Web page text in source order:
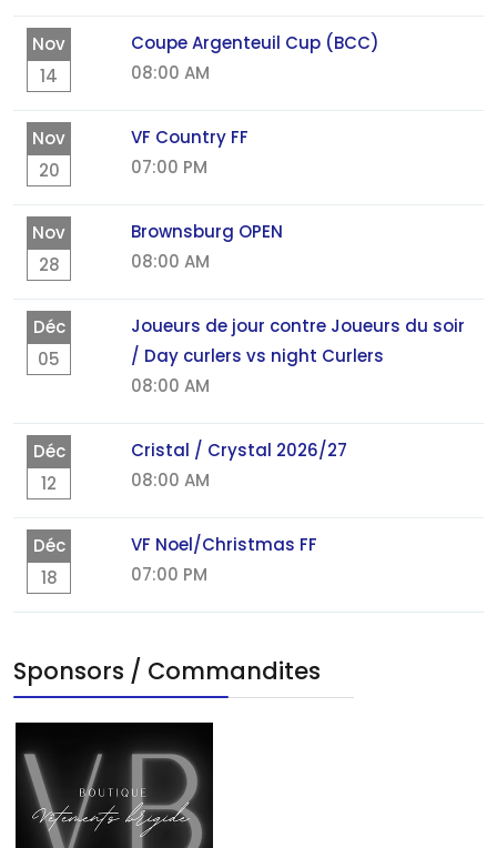
Nov
14
Coupe Argenteuil Cup (BCC)
08:00 AM
Nov
20
VF Country FF
07:00 PM
Nov
28
Brownsburg OPEN
08:00 AM
Déc
05
Joueurs de jour contre Joueurs du soir
/ Day curlers vs night Curlers
08:00 AM
Déc
12
Cristal / Crystal 2026/27
08:00 AM
Déc
18
VF Noel/Christmas FF
07:00 PM
Sponsors / Commandites